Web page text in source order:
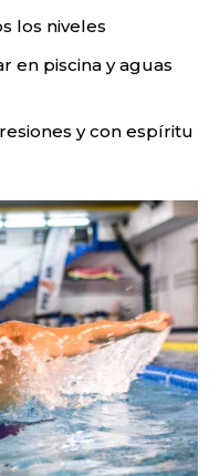
los niveles
en piscina y aguas
y con espíritu